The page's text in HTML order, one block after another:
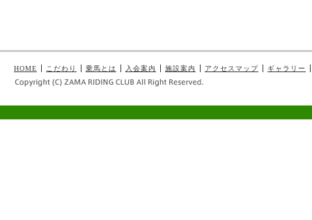
HOME こだわり 乗馬とは 入会案内 施設案内 アクセスマップ ギャラリー